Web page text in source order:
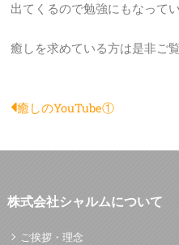
出てくるので勉強にもなって
癒しを求めている方は是非ご
Prev
癒しのYouTube①
株式会社シャルムについて
ご挨拶・理念